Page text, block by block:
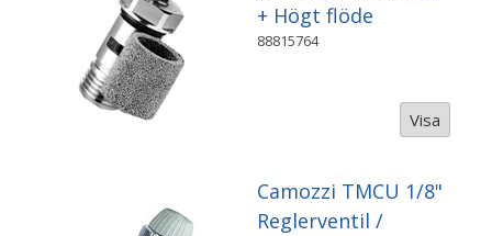
+ Högt flöde
88815764
Visa
Camozzi TMCU 1/8"
Reglerventil /